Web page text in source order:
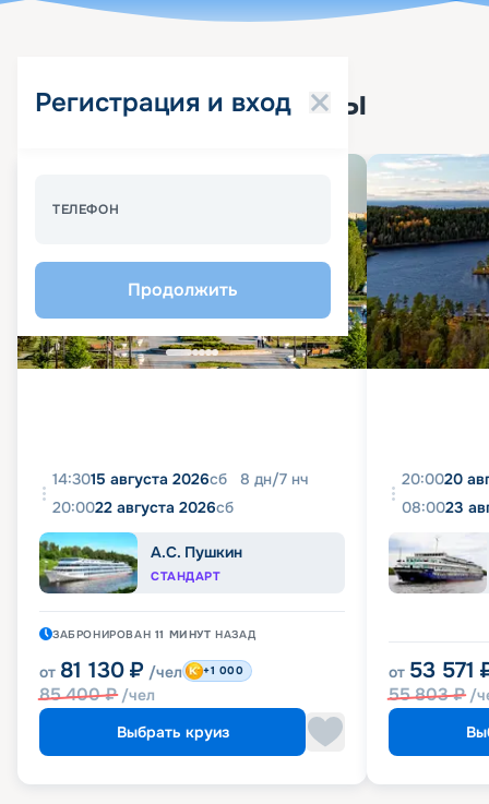
Регистрация и вход
ТЕЛЕФОН
Продолжить
Популярные круизы
14:3015 августа 2026сб 8 дн/7 нч
20:0022 августа 2026сб
А.С. Пушкин
СТАНДАРТ
ЗАБРОНИРОВАН 11 МИНУТ НАЗАД
от 81 130 ₽ /чел
85 400₽ /чел
+1 000
Выбрать круиз
20:0020
08:0023
от 53 571
55 803₽ /